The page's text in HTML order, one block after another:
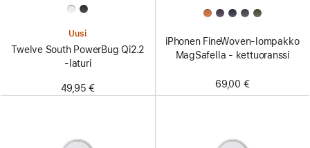
Uusi
Twelve South PowerBug Qi2.2
‑laturi
49,95 €
iPhonen FineWoven-lompakko
MagSafella - kettuoranssi
69,00 €